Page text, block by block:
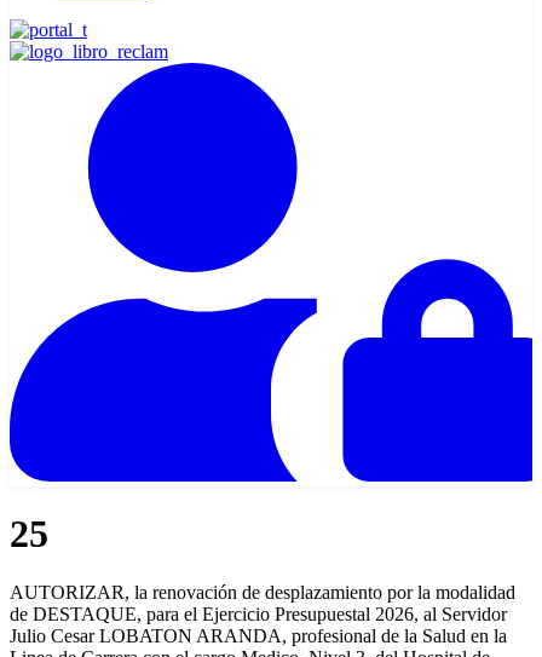
25
AUTORIZAR, la renovación de desplazamiento por la modalidad
de DESTAQUE, para el Ejercicio Presupuestal 2026, al Servidor
Julio Cesar LOBATON ARANDA, profesional de la Salud en la